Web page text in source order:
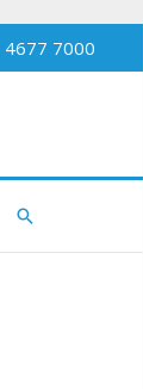
4677 7000
Søg